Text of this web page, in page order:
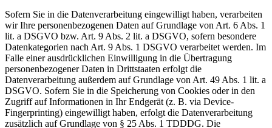
Sofern Sie in die Datenverarbeitung eingewilligt haben, verarbeiten
wir Ihre personenbezogenen Daten auf Grundlage von Art. 6 Abs. 1
lit. a DSGVO bzw. Art. 9 Abs. 2 lit. a DSGVO, sofern besondere
Datenkategorien nach Art. 9 Abs. 1 DSGVO verarbeitet werden. Im
Falle einer ausdrücklichen Einwilligung in die Übertragung
personenbezogener Daten in Drittstaaten erfolgt die
Datenverarbeitung außerdem auf Grundlage von Art. 49 Abs. 1 lit. a
DSGVO. Sofern Sie in die Speicherung von Cookies oder in den
Zugriff auf Informationen in Ihr Endgerät (z. B. via Device-
Fingerprinting) eingewilligt haben, erfolgt die Datenverarbeitung
zusätzlich auf Grundlage von § 25 Abs. 1 TDDDG. Die